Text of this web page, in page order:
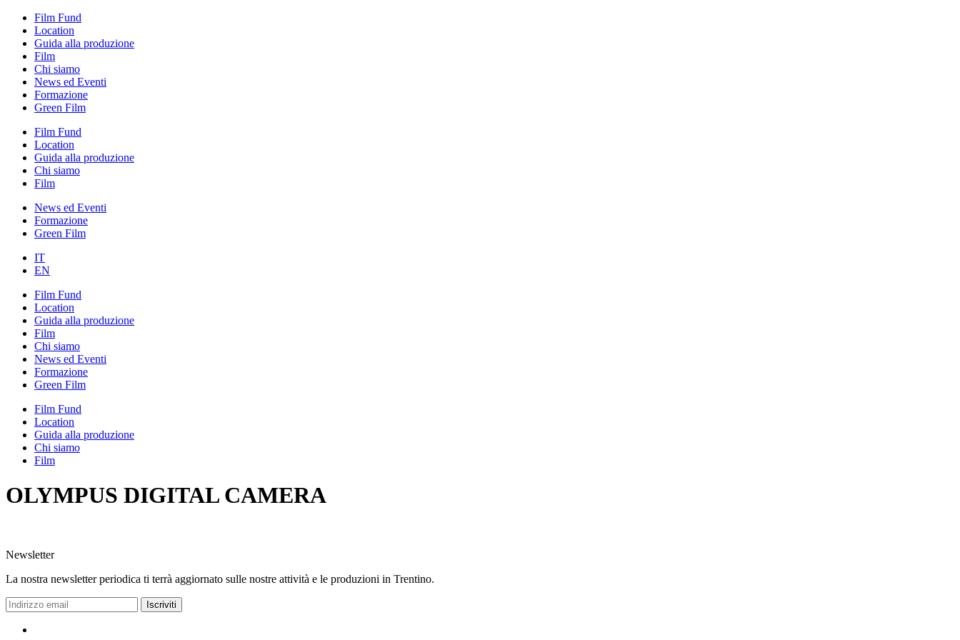
Film Fund
Location
Guida alla produzione
Film
Chi siamo
News ed Eventi
Formazione
Green Film
Film Fund
Location
Guida alla produzione
Chi siamo
Film
News ed Eventi
Formazione
Green Film
IT
EN
Film Fund
Location
Guida alla produzione
Film
Chi siamo
News ed Eventi
Formazione
Green Film
Film Fund
Location
Guida alla produzione
Chi siamo
Film
OLYMPUS DIGITAL CAMERA
Newsletter
La nostra newsletter periodica ti terrà aggiornato sulle nostre attività e le produzioni in Trentino.
Iscriviti